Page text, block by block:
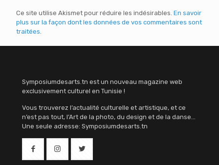
Ce site utilise Akismet pour réduire les indésirables. En savoir
plus sur la façon dont les données de vos commentaires sont
traitées
Symposiumdesarts.tn est un nouveau magazine web
exclusivement culturel en Tunisie !
Vous trouverez l’actualité culturelle et artistique, et ce
n’est pas tout, l’Art de la photo, du design et de la danse…
Une seule adresse: Symposiumdesarts.tn